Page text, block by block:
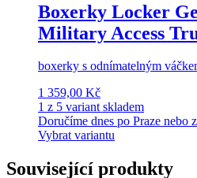
Boxerky Locker
Military Access
boxerky s odnímatelným
1 359,00 Kč
1 z 5 variant skladem
Doručíme dnes po Praze nebo
Vybrat variantu
Související produkty